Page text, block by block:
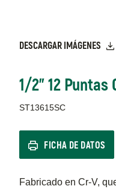
DESCARGAR IMÁGENES
1/2" 12 Puntas
ST13615SC
FICHA DE DATOS
Fabricado en Cr-V,